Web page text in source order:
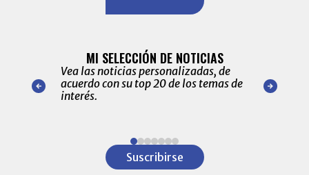
nuestro
para
MI SELECCIÓN DE NOTICIAS
Vea las noticias personalizadas, de
acuerdo con su top 20 de los temas de
interés.
de las
Suscribirse